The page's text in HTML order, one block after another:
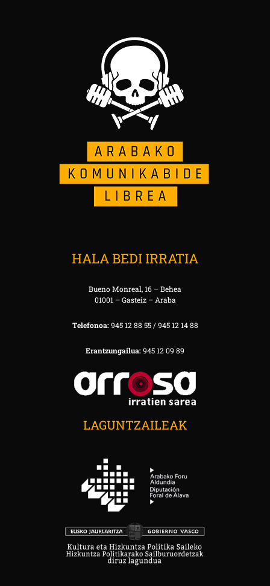
HALA BEDI IRRATIA
Bueno Monreal, 16 – Behea
01001 – Gasteiz – Araba
Telefonoa:945 12 88 55 / 945 12 14 88
Erantzungailua:945 12 09 89
LAGUNTZAILEAK